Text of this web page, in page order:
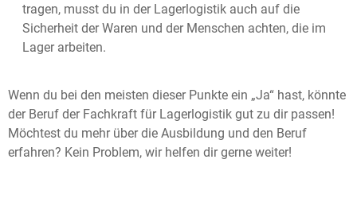
tragen, musst du in der Lagerlogistik auch auf die
Sicherheit der Waren und der Menschen achten, die im
Lager arbeiten.
Wenn du bei den meisten dieser Punkte ein „Ja“ hast, könnte
der Beruf der Fachkraft für Lagerlogistik gut zu dir passen!
Möchtest du mehr über die Ausbildung und den Beruf
erfahren? Kein Problem, wir helfen dir gerne weiter!